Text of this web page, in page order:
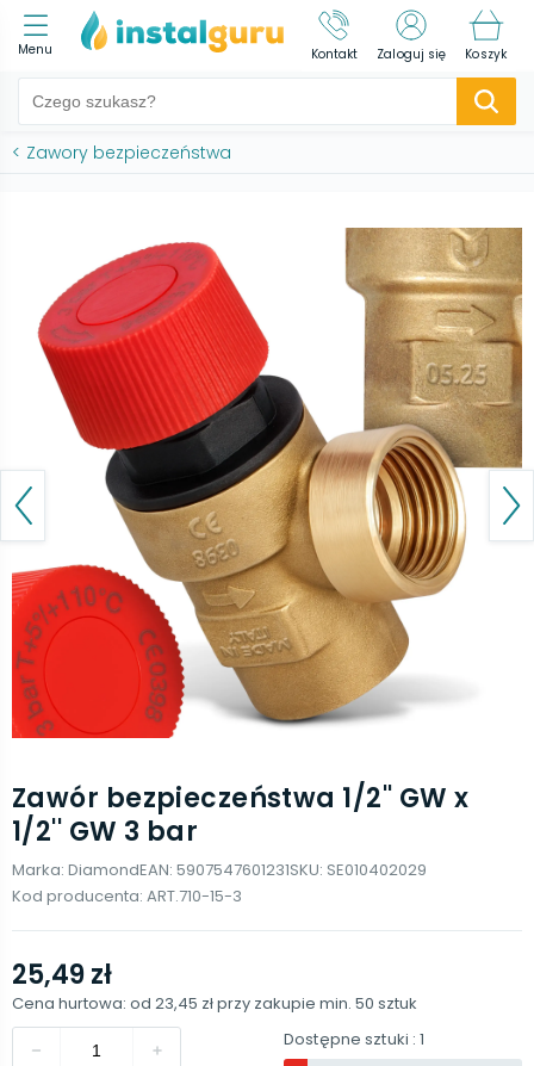
Menu Kontakt Zaloguj się Koszyk
< Zawory bezpieczeństwa
Zawór bezpieczeństwa 1/2'' GW x
1/2'' GW 3 bar
Marka: DiamondEAN: 5907547601231SKU: SE010402029
Kod producenta: ART.710-15-3
25,49 zł
Cena hurtowa: od 23,45 złprzy zakupie min. 50 sztuk
Dostępne sztuki : 1